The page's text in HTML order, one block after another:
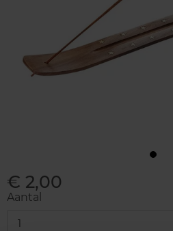
€ 2,00
Aantal
1